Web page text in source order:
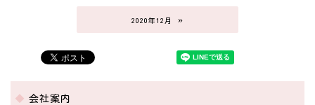
2020年12月 »
会社案内